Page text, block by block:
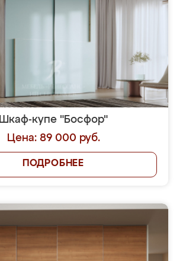
Шкаф-купе "Босфор"
Цена: 89 000 руб.
ПОДРОБНЕЕ